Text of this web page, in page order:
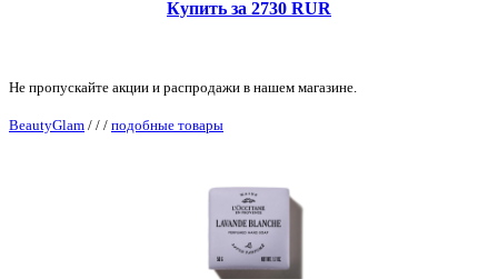
Купить за 2730 RUR
Не пропускайте акции и распродажи в нашем магазине.
BeautyGlam / / / подобные товары